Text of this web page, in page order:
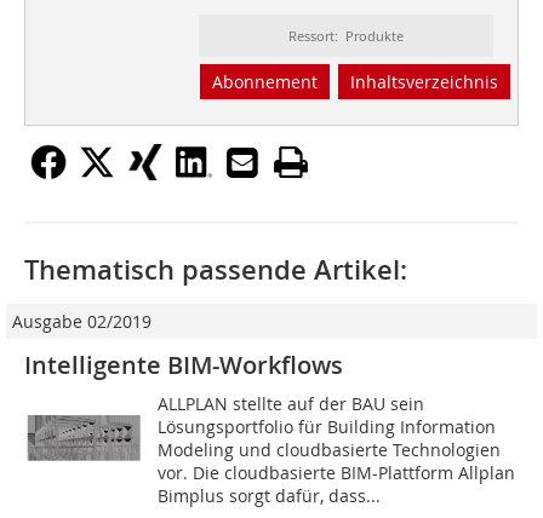
Ressort: Produkte
Abonnement Inhaltsverzeichnis
Thematisch passende Artikel:
Ausgabe 02/2019
Intelligente BIM-Workflows
ALLPLAN stellte auf der BAU sein
Lösungsportfolio für Building Information
Modeling und cloudbasierte Technologien
vor. Die cloudbasierte BIM-Plattform Allplan
Bimplus sorgt dafür, dass...